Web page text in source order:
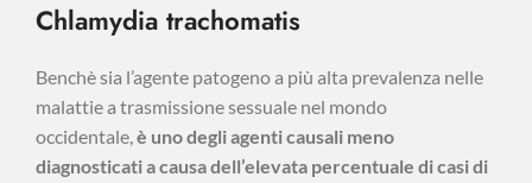
Chlamydia trachomatis
Benchè sia l’agente patogeno a più alta prevalenza nelle
malattie a trasmissione sessuale nel mondo
occidentale,è uno degli agenti causali meno
diagnosticati a causa dell’elevata percentuale di casi di